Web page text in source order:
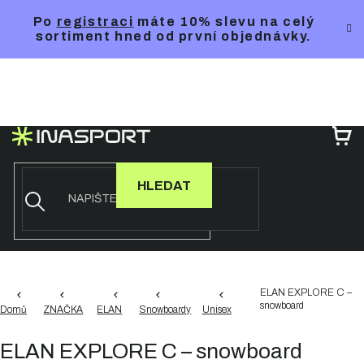
Po registraci máte 10% slevu na celý
sortiment hned od první objednávky.
HLEDAT
Domů ZNAČKA ELAN Snowboardy Unisex
ELAN EXPLORE C –
snowboard
ELAN EXPLORE C – snowboard